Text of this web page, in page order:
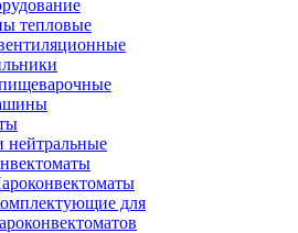
тепловые
нейтральные
для